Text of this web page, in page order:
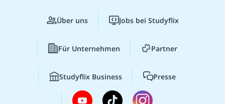
Über uns Jobs bei Studyflix
Für Unternehmen Partner
Studyflix Business Presse